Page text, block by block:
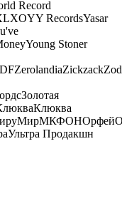
Record
XOYY RecordsYasar
Young Stoner
ZerolandiaZickzack
Золотая
Клюква
МКФОНОрфей
Ультра Продакшн